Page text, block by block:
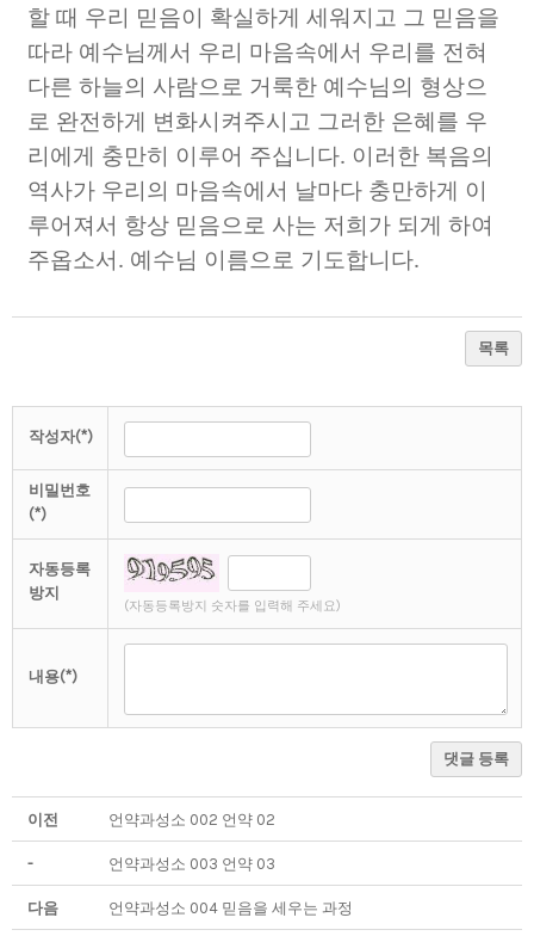
할 때 우리 믿음이 확실하게 세워지고 그 믿음을
따라 예수님께서 우리 마음속에서 우리를 전혀
다른 하늘의 사람으로 거룩한 예수님의 형상으
로 완전하게 변화시켜주시고 그러한 은혜를 우
리에게 충만히 이루어 주십니다. 이러한 복음의
역사가 우리의 마음속에서 날마다 충만하게 이
루어져서 항상 믿음으로 사는 저희가 되게 하여
주옵소서. 예수님 이름으로 기도합니다.
목록
작성자(*)
비밀번호
(*)
자동등록
방지
(자동등록방지 숫자를 입력해 주세요)
내용(*)
댓글 등록
이전 언약과성소 002 언약 02
- 언약과성소 003 언약 03
다음 언약과성소 004 믿음을 세우는 과정